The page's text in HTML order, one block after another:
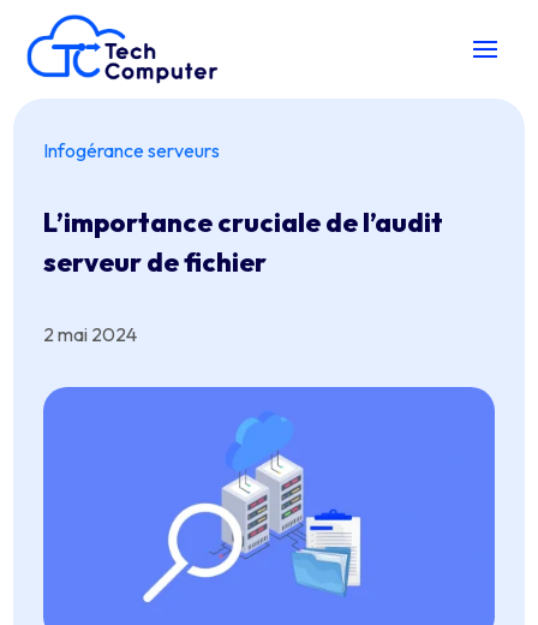
Infogérance serveurs
L’importance cruciale de l’audit
serveur de fichier
2 mai 2024